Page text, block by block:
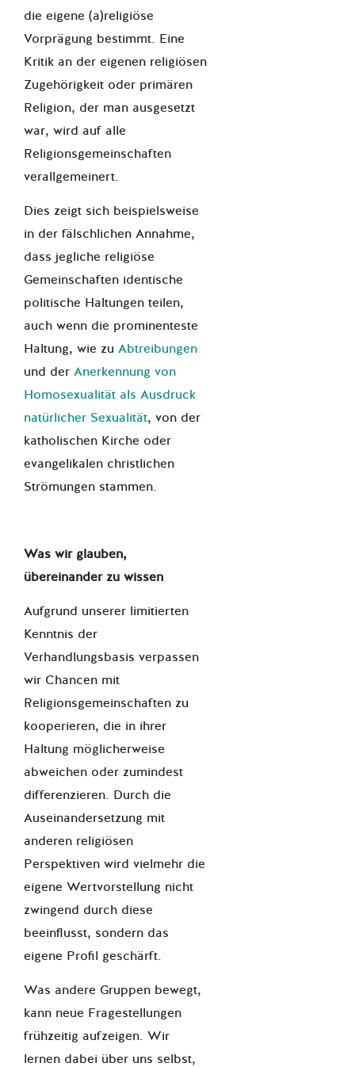
die eigene (a)religiöse
Vorprägung bestimmt. Eine
Kritik an der eigenen religiösen
Zugehörigkeit oder primären
Religion, der man ausgesetzt
war, wird auf alle
Religionsgemeinschaften
verallgemeinert.
Dies zeigt sich beispielsweise
in der fälschlichen Annahme,
dass jegliche religiöse
Gemeinschaften identische
politische Haltungen teilen,
auch wenn die prominenteste
Haltung, wie zu Abtreibungen
und der Anerkennung von
Homosexualität als Ausdruck
natürlicher Sexualität, von der
katholischen Kirche oder
evangelikalen christlichen
Strömungen stammen.
Was wir glauben,
übereinander zu wissen
Aufgrund unserer limitierten
Kenntnis der
Verhandlungsbasis verpassen
wir Chancen mit
Religionsgemeinschaften zu
kooperieren, die in ihrer
Haltung möglicherweise
abweichen oder zumindest
differenzieren. Durch die
Auseinandersetzung mit
anderen religiösen
Perspektiven wird vielmehr die
eigene Wertvorstellung nicht
zwingend durch diese
beeinflusst, sondern das
eigene Profil geschärft.
Was andere Gruppen bewegt,
kann neue Fragestellungen
frühzeitig aufzeigen. Wir
lernen dabei über uns selbst,